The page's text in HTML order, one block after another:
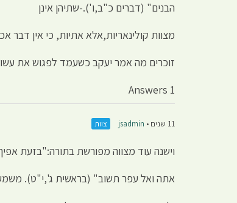
הבנים" (דברים כ"ב,ו').-שתיהן אינן
מצוות קולינאריות,אלא אתיות, כי אין
זוכרים מה אמר יעקב כשעמד לפגוש את עשו
1 Answers
11 שנים • jsadmin צוות
וישנה עוד מצווה מפורשת בתורה:"בזעת
אתה ואל עפר תשוב" (בראשית ג',י"ט).